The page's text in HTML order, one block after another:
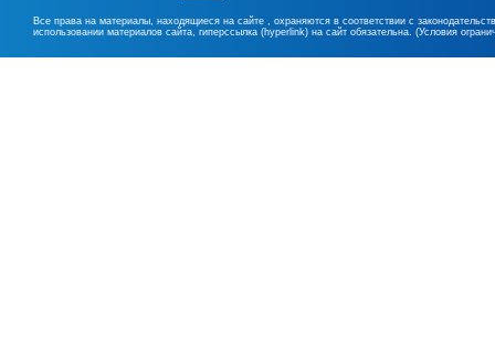
Все права на материалы, находящиеся на сайте , охраняются в соответствии с
использовании материалов сайта, гиперссылка (hyperlink) на сайт обязательна. (Условия